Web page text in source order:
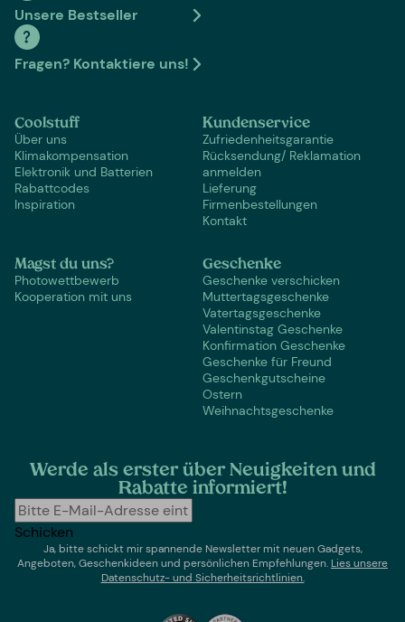
Unsere Bestseller
Fragen? Kontaktiere uns!
Coolstuff
Über uns
Klimakompensation
Elektronik und Batterien
Rabattcodes
Inspiration
Kundenservice
Zufriedenheitsgarantie
Rücksendung/ Reklamation
anmelden
Lieferung
Firmenbestellungen
Kontakt
Magst du uns?
Photowettbewerb
Kooperation mit uns
Geschenke
Geschenke verschicken
Muttertagsgeschenke
Vatertagsgeschenke
Valentinstag Geschenke
Konfirmation Geschenke
Geschenke für Freund
Geschenkgutscheine
Ostern
Weihnachtsgeschenke
Werde als erster über Neuigkeiten und
Rabatte informiert!
Schicken
Ja, bitte schickt mir spannende Newsletter mit neuen Gadgets,
Angeboten, Geschenkideen und persönlichen Empfehlungen. Lies unsere
Datenschutz- und Sicherheitsrichtlinien.